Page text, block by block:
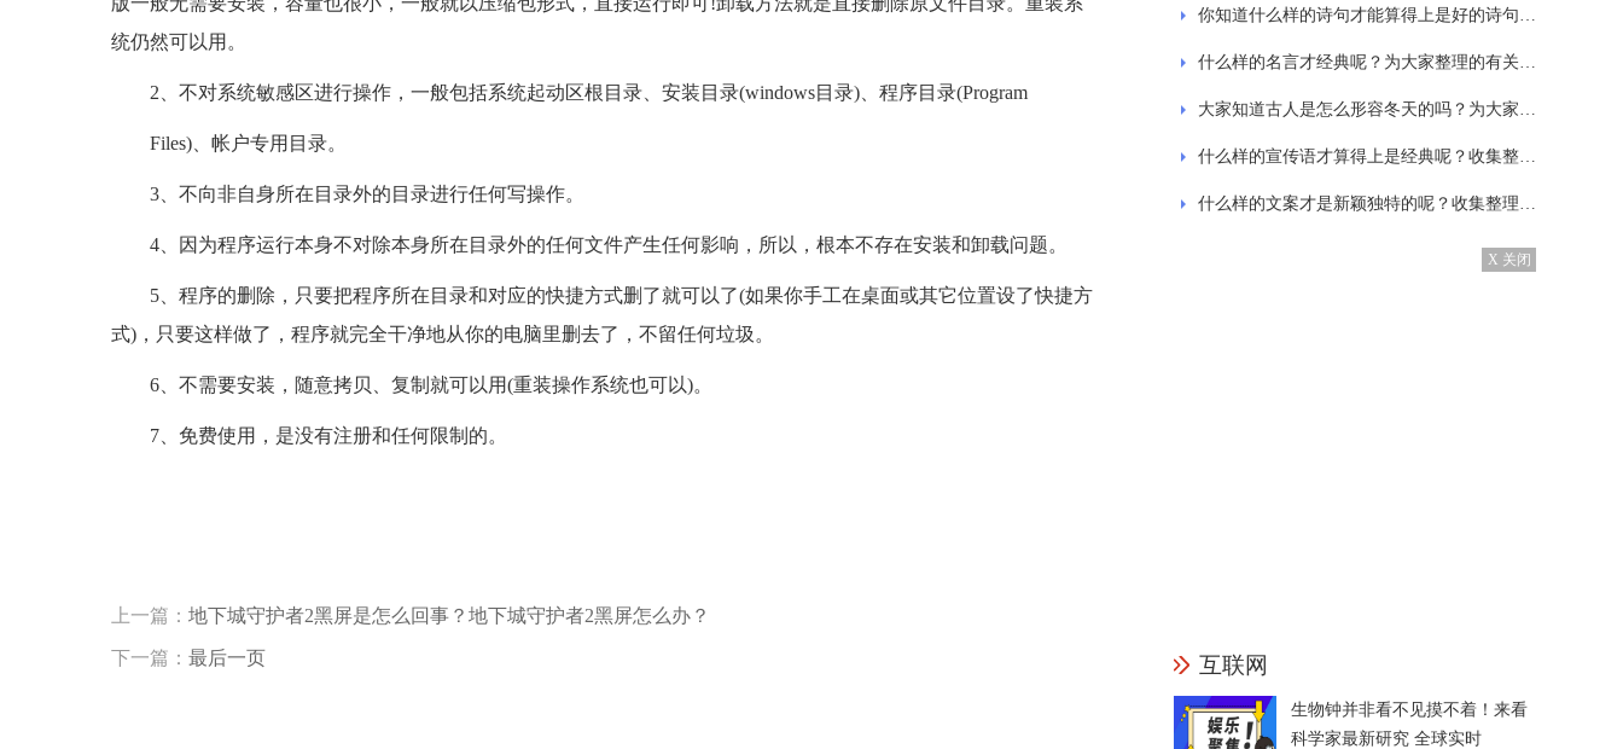
统仍然可以用。
2、不对系统敏感区进行操作，一般包括系统起动区根目录、安装目录(windows目录)、程序目录(Program
Files)、帐户专用目录。
3、不向非自身所在目录外的目录进行任何写操作。
4、因为程序运行本身不对除本身所在目录外的任何文件产生任何影响，所以，根本不存在安装和卸载问题。
5、程序的删除，只要把程序所在目录和对应的快捷方式删了就可以了(如果你手工在桌面或其它位置设了快捷方
式)，只要这样做了，程序就完全干净地从你的电脑里删去了，不留任何垃圾。
6、不需要安装，随意拷贝、复制就可以用(重装操作系统也可以)。
7、免费使用，是没有注册和任何限制的。
上一篇： 地下城守护者2黑屏是怎么回事？地下城守护者2黑屏怎么办？
下一篇： 最后一页
你知道什么样的诗句才能算得上是好的诗句吗？为大家整理的西湖的诗句大全
什么样的名言才经典呢？为大家整理的有关劳动的名言
大家知道古人是怎么形容冬天的吗？为大家分享关于冬天的古诗
什么样的宣传语才算得上是经典呢？收集整理的保护环境标语宣传语精选230句
什么样的文案才是新颖独特的呢？收集整理的发抖音的经典文案
X 关闭
互联网
生物钟并非看不见摸不着！来看
科学家最新研究 全球实时